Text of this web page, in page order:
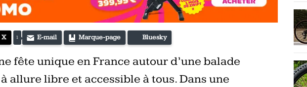
X 1 E-mail Marque-page Bluesky
fête unique en France autour d’une balade
allure libre et accessible à tous. Dans une